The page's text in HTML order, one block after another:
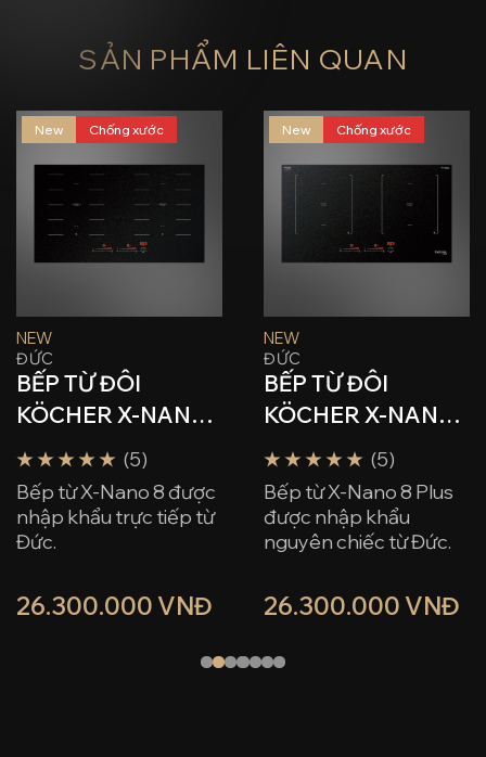
SẢN PHẨM LIÊN QUAN
New Chống xước
NEW
ĐỨC
BẾP TỪ ĐÔI
KÖCHER X-NANO
8
(5)
Bếp từ X-Nano 8 được
nhập khẩu trực tiếp từ
Đức.
Sở hữu khả năng
chống xước vượt trội
26.300.000 VNĐ
New Chống xước
NEW
ĐỨC
BẾP TỪ ĐÔI
KÖCHER X-NANO
8 PLUS
(5)
Bếp từ X-Nano 8 Plus
được nhập khẩu
nguyên chiếc từ Đức.
Mặt kính X-NANO
công nghệ EuroKera
10 lần.
26.300.000 VNĐ